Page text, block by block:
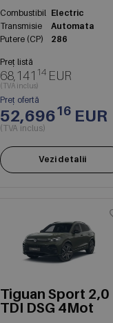
Combustibil Electric
Transmisie
Automata
Putere (CP)
286
Preț listă
68,141 14 EUR
(TVA inclus)
Preț ofertă
52,69616 EUR
(TVA inclus)
Vezi detalii
Tiguan Sport 2,0
TDI DSG 4Mot